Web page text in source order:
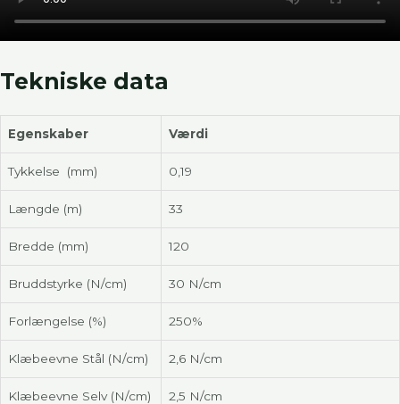
Tekniske data
Egenskaber Værdi
Tykkelse (mm) 0,19
Længde (m) 33
Bredde (mm) 120
Bruddstyrke (N/cm) 30 N/cm
Forlængelse (%) 250%
Klæbeevne Stål (N/cm) 2,6 N/cm
Klæbeevne Selv (N/cm) 2,5 N/cm